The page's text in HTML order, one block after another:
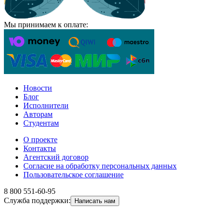
Мы принимаем к оплате:
Новости
Блог
Исполнители
Авторам
Студентам
О проекте
Контакты
Агентский договор
Согласие на обработку персональных данных
Пользовательское соглашение
8 800 551-60-95
Служба поддержки:
Написать нам